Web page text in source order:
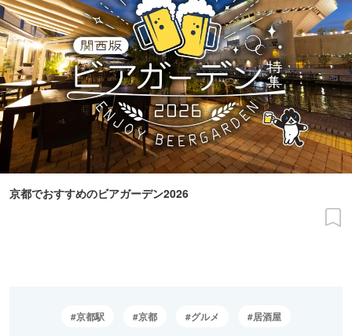
京都でおすすめのビアガーデン2026
京都駅 京都 グルメ 居酒屋